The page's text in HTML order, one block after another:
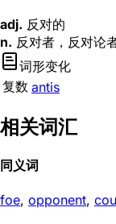
adj. 反对的
n. 反对者，反对论
词形变化
复数 antis
相关词汇
同义词
foe, opponent,